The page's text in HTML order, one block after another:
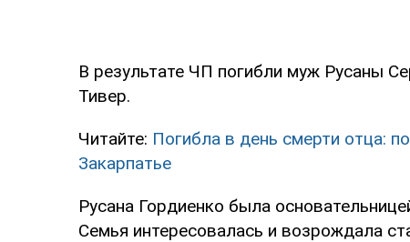
В результате ЧП погибли муж Русаны
Тивер.
Читайте: Погибла в день смерти отца:
Закарпатье
Русана Гордиенко была
Семья интересовалась и возрождала